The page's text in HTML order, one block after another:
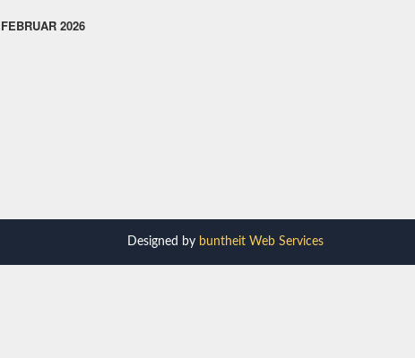
FEBRUAR 2026
Designed by buntheit Web Services